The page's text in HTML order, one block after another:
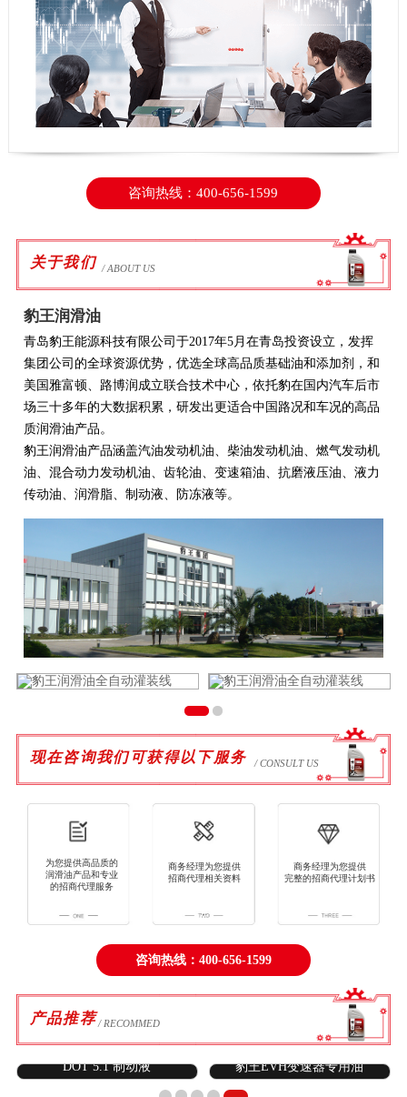
咨询热线：400-656-1599
关于我们 / ABOUT US
豹王润滑油
青岛豹王能源科技有限公司于2017年5月在青岛投资设立，发挥
集团公司的全球资源优势，优选全球高品质基础油和添加剂，和
美国雅富顿、路博润成立联合技术中心，依托豹在国内汽车后市
场三十多年的大数据积累，研发出更适合中国路况和车况的高品
质润滑油产品。
豹王润滑油产品涵盖汽油发动机油、柴油发动机油、燃气发动机
油、混合动力发动机油、齿轮油、变速箱油、抗磨液压油、液力
传动油、润滑脂、制动液、防冻液等。
现在咨询我们可获得以下服务 / CONSULT US
为您提供高品质的
润滑油产品和专业
的招商代理服务
商务经理为您提供
招商代理相关资料
商务经理为您提供
完整的招商代理计划书
咨询热线：400-656-1599
产品推荐/ RECOMMED
DOT 5.1 制动液 豹王EVH变速器专用油